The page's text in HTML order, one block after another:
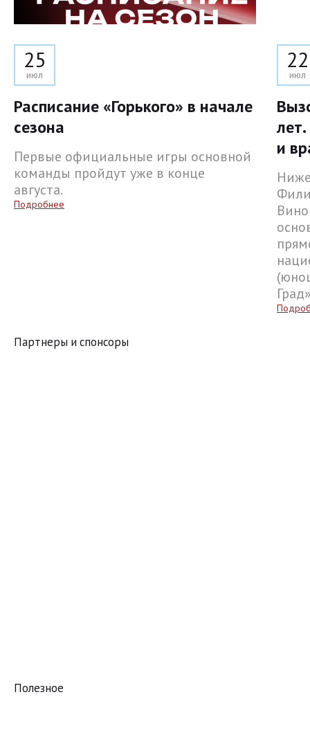
25
июл
Расписание «Горького» в начале
сезона
Первые официальные игры основной
команды пройдут уже в конце
августа.
Подробнее
22
июл
и
Партнеры и спонсоры
Полезное